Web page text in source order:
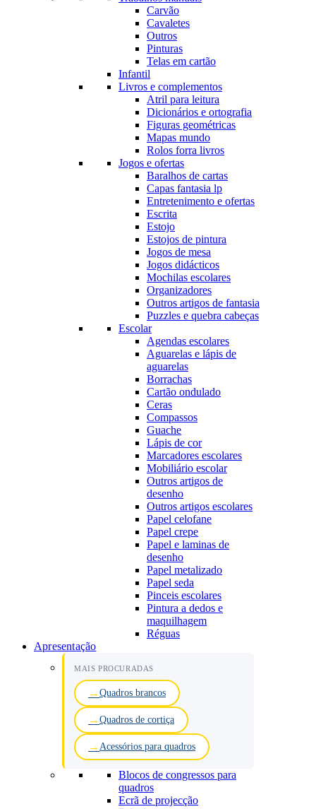
Carvão
Cavaletes
Outros
Pinturas
Telas em cartão
Infantil
Livros e complementos
Atril para leitura
Dicionários e ortografia
Figuras geométricas
Mapas mundo
Rolos forra livros
Jogos e ofertas
Baralhos de cartas
Capas fantasia lp
Entretenimento e ofertas
Escrita
Estojo
Estojos de pintura
Jogos de mesa
Jogos didácticos
Mochilas escolares
Organizadores
Outros artigos de fantasia
Puzzles e quebra cabeças
Escolar
Agendas escolares
Aguarelas e lápis de
aguarelas
Borrachas
Cartão ondulado
Ceras
Compassos
Guache
Lápis de cor
Marcadores escolares
Mobiliário escolar
Outros artigos de
desenho
Outros artigos escolares
Papel celofane
Papel crepe
Papel e laminas de
desenho
Papel metalizado
Papel seda
Pinceis escolares
Pintura a dedos e
maquilhagem
Réguas
Apresentação
MAIS PROCURADAS
Quadros brancos
Quadros de cortiça
Acessórios para quadros
Blocos de congressos para
quadros
Ecrã de projecção